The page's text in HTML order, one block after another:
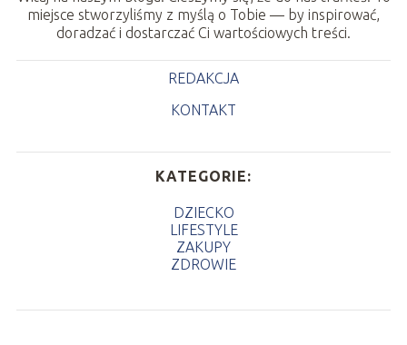
miejsce stworzyliśmy z myślą o Tobie — by inspirować,
doradzać i dostarczać Ci wartościowych treści.
REDAKCJA
KONTAKT
KATEGORIE:
DZIECKO
LIFESTYLE
ZAKUPY
ZDROWIE